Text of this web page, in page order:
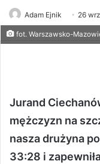
Adam Ejnik 26
fot. Warszawsko-
Jurand
mężczyzn na
nasza drużyna
33:28 i